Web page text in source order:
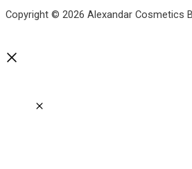
Copyright © 2026 Alexandar Cosmetics